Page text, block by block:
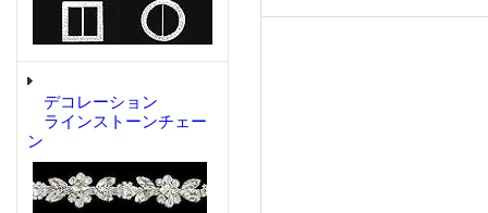
デコレーション
ラインストーンチェー
ン